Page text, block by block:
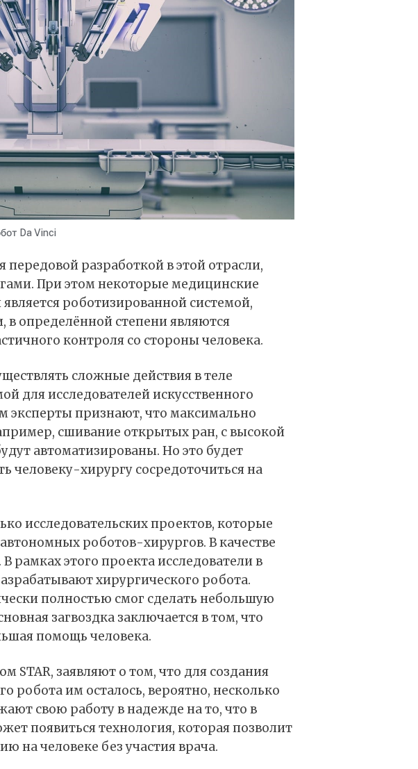
Da Vinci
передовой разработкой в этой отрасли,
При этом некоторые медицинские
роботизированной системой,
в определённой степени являются
контроля со стороны человека.
сложные действия в теле
для исследователей искусственного
эксперты признают, что максимально
сшивание открытых ран, с высокой
автоматизированы. Но это будет
человеку-хирургу сосредоточиться на
исследовательских проектов, которые
роботов-хирургов. В качестве
рамках этого проекта исследователи в
хирургического робота.
полностью смог сделать небольшую
загвоздка заключается в том, что
помощь человека.
STAR, заявляют о том, что для создания
робота им осталось, вероятно, несколько
свою работу в надежде на то, что в
появиться технология, которая позволит
на человеке без участия врача.